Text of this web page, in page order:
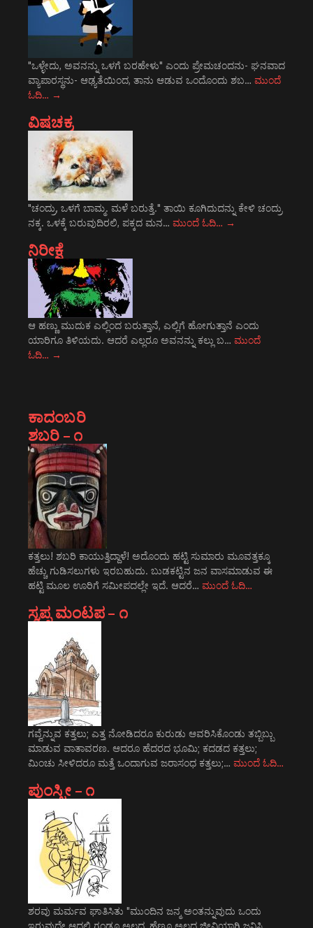
"ಒಳ್ಳೇದು, ಅವನನ್ನು ಒಳಗೆ ಬರಹೇಳು" ಎಂದು ಪ್ರೇಮಚಂದನು- ಘನವಾದ
ವ್ಯಾಪಾರಸ್ಥನು- ಆಢ್ಯತೆಯಿಂದ, ತಾನು ಆಡುವ ಒಂದೊಂದು ಶಬ… ಮುಂದೆ
ಓದಿ… →
ವಿಷಚಕ್ರ
"ಚಂದ್ರು, ಒಳಗೆ ಬಾಮ್ಮ. ಮಳೆ ಬರುತ್ತೆ." ತಾಯಿ ಕೂಗಿದುದನ್ನು ಕೇಳಿ ಚಂದ್ರು
ನಕ್ಕ. ಒಳಕ್ಕೆ ಬರುವುದಿರಲಿ, ಪಕ್ಕದ ಮನ… ಮುಂದೆ ಓದಿ… →
ನಿರೀಕ್ಷೆ
ಆ ಹಣ್ಣು ಮುದುಕ ಎಲ್ಲಿಂದ ಬರುತ್ತಾನೆ, ಎಲ್ಲಿಗೆ ಹೋಗುತ್ತಾನೆ ಎಂದು
ಯಾರಿಗೂ ತಿಳಿಯದು. ಆದರೆ ಎಲ್ಲರೂ ಅವನನ್ನು ಕಲ್ಲು ಬ… ಮುಂದೆ
ಓದಿ… →
ಕಾದಂಬರಿ
ಶಬರಿ – ೧
ಕತ್ತಲು! ಶಬರಿ ಕಾಯುತ್ತಿದ್ದಾಳೆ! ಅದೊಂದು ಹಟ್ಟಿ ಸುಮಾರು ಮೂವತ್ತಕ್ಕೂ
ಹೆಚ್ಚು ಗುಡಿಸಲುಗಳು ಇರಬಹುದು. ಬುಡಕಟ್ಟಿನ ಜನ ವಾಸಮಾಡುವ ಈ
ಹಟ್ಟಿ ಮೂಲ ಊರಿಗೆ ಸಮೀಪದಲ್ಲೇ ಇದೆ. ಆದರೆ… ಮುಂದೆ ಓದಿ…
ಸ್ವಪ್ನ ಮಂಟಪ – ೧
ಗವ್ವೆನ್ನುವ ಕತ್ತಲು; ಎತ್ತ ನೋಡಿದರೂ ಕುರುಡು ಆವರಿಸಿಕೊಂಡು ತಬ್ಬಿಬ್ಬು
ಮಾಡುವ ವಾತಾವರಣ. ಆದರೂ ಹೆದರದ ಭೂಮಿ; ಕದಡದ ಕತ್ತಲು;
ಮಿಂಚು ಸೀಳಿದರೂ ಮತ್ತೆ ಒಂದಾಗುವ ಜರಾಸಂಧ ಕತ್ತಲು;… ಮುಂದೆ ಓದಿ…
ಪುಂಸ್ತ್ರೀ – ೧
ಶರವು ಮರ್ಮವ ಘಾತಿಸಿತು "ಮುಂದಿನ ಜನ್ಮ ಅಂತನ್ನುವುದು ಒಂದು
ಇರುವುದೇ ಆದಲ್ಲಿ ಗಂಡೂ ಅಲ್ಲದ, ಹೆಣ್ಣೂ ಅಲ್ಲದ ಜೀವಿಯಾಗಿ ಜನಿಸಿ